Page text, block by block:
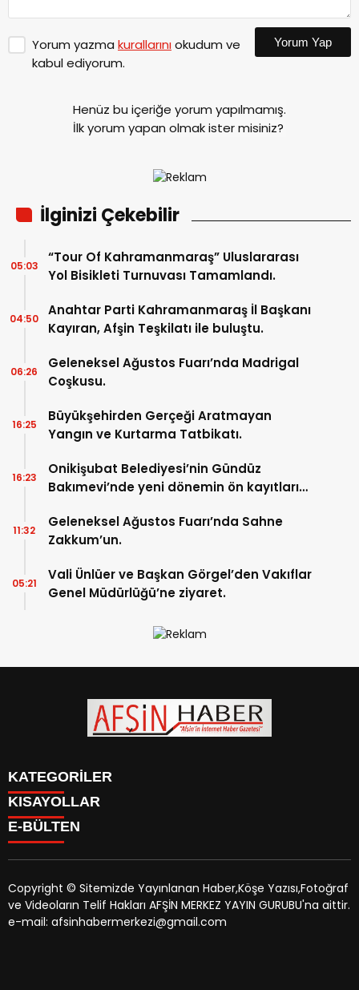
Yorum yazma kurallarınıokudum ve
kabul ediyorum.
Yorum Yap
Henüz bu içeriğe yorum yapılmamış.
İlk yorum yapan olmak ister misiniz?
İlginizi Çekebilir
“Tour Of Kahramanmaraş” Uluslararası
Yol Bisikleti Turnuvası Tamamlandı.
05:03
Anahtar Parti Kahramanmaraş İl Başkanı
Kayıran, Afşin Teşkilatı ile buluştu.
04:50
Geleneksel Ağustos Fuarı’nda Madrigal
Coşkusu.
06:26
Büyükşehirden Gerçeği Aratmayan
Yangın ve Kurtarma Tatbikatı.
16:25
Onikişubat Belediyesi’nin Gündüz
Bakımevi’nde yeni dönemin ön kayıtları
16:23
Geleneksel Ağustos Fuarı’nda Sahne
Zakkum’un.
11:32
Vali Ünlüer ve Başkan Görgel’den Vakıflar
Genel Müdürlüğü’ne ziyaret.
05:21
KATEGORİLER
SİYASET
EĞİTİM
MAGAZİN
MANŞETLER
ÖZEL HABER
KISAYOLLAR
SİYASET
EĞİTİM
KÜLTÜR SANAT
MAGAZİN
MANŞETLER
E-BÜLTEN
afsinhaber.com e-bültenine abone olarak, tarafınıza haber,
duyuru ve kampanya içerikli e-postaların gönderilmesini
Copyright © Sitemizde Yayınlanan Haber,Köşe Yazısı,Fotoğraf
ve Videoların Telif Hakları AFŞİN MERKEZ YAYIN GURUBU'na aittir.
e-mail: afsinhabermerkezi@gmail.com